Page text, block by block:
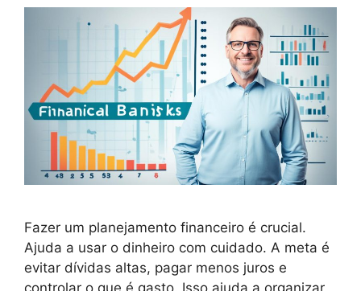
Fazer um planejamento financeiro é crucial.
Ajuda a usar o dinheiro com cuidado. A meta é
evitar dívidas altas, pagar menos juros e